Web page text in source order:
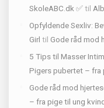
SkoleABC.dk ✅til
Opfyldende Sexliv:
Girl til Gode råd mod
5 Tips til Masser
Pigers pubertet – fra
Gode råd mod
– fra pige til ung